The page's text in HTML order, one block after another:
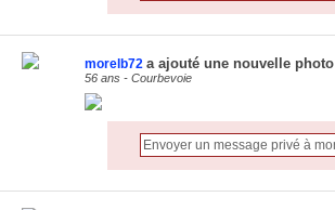
morelb72 a ajouté une nouvelle photo
56 ans - Courbevoie